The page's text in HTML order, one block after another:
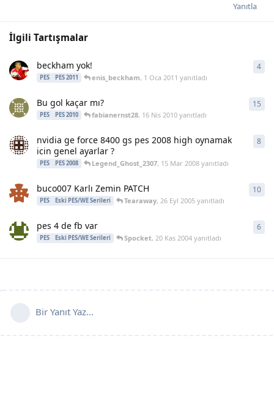
Yanıtla
İlgili Tartışmalar
beckham yok!
PES PES 2011 enis_beckham, 1 Oca 2011 yanıtladı
4
Bu gol kaçar mı?
PES PES 2010 fabianernst28, 16 Nis 2010yanıtladı
15
nvidia ge force 8400 gs pes 2008 high oynamak
icin genel ayarlar ?
PES PES 2008 Legend_Ghost_2307, 15 Mar 2008yanıtladı
8
buco007 Karlı Zemin PATCH
PES Eski PES/WE Serileri Tearaway, 26 Eyl 2005yanıtladı
10
pes 4 de fb var
PES Eski PES/WE Serileri Spocket, 20 Kas 2004yanıtladı
6
Bir Yanıt Yaz...